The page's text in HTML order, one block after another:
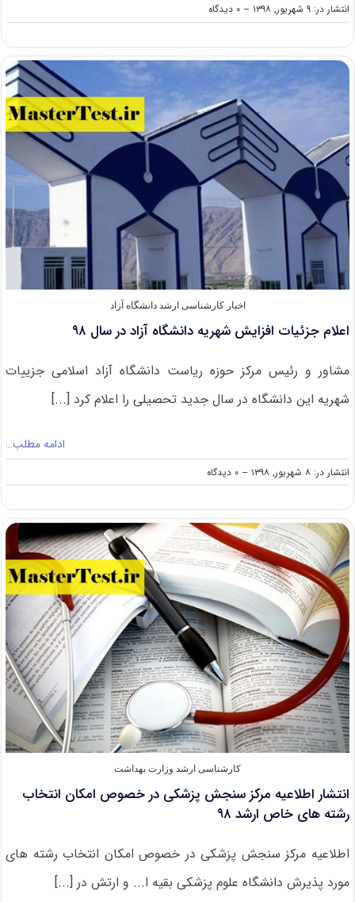
انتشار در: ۹ شهریور, ۱۳۹۸ -- ۰ دیدگاه
on
پذیرش
ارشد
بدون
موسسه
آموزش
عالی
صنعتی
فولاد
اخبار کارشناسی ارشد دانشگاه آزاد
اعلام جزئیات افزایش شهریه دانشگاه آزاد در سال ۹۸
مشاور و رئیس مرکز حوزه ریاست دانشگاه آزاد اسلامی جزییات
شهریه این دانشگاه در سال جدید تحصیلی را اعلام کرد [...]
ادامه مطلب…
انتشار در: ۸ شهریور, ۱۳۹۸ -- ۰ دیدگاه
on
اعلام
افزایش
شهریه
دانشگاه
آزاد
سال
۹۸
کارشناسی ارشد وزارت بهداشت
انتشار اطلاعیه مرکز سنجش پزشکی در خصوص امکان انتخاب
رشته ھای خاص ارشد ۹۸
اطلاعیه مرکز سنجش پزشکی در خصوص امکان انتخاب رشته ھای
مورد پذیرش دانشگاه علوم پزشکی بقیه ا... و ارتش در [...]